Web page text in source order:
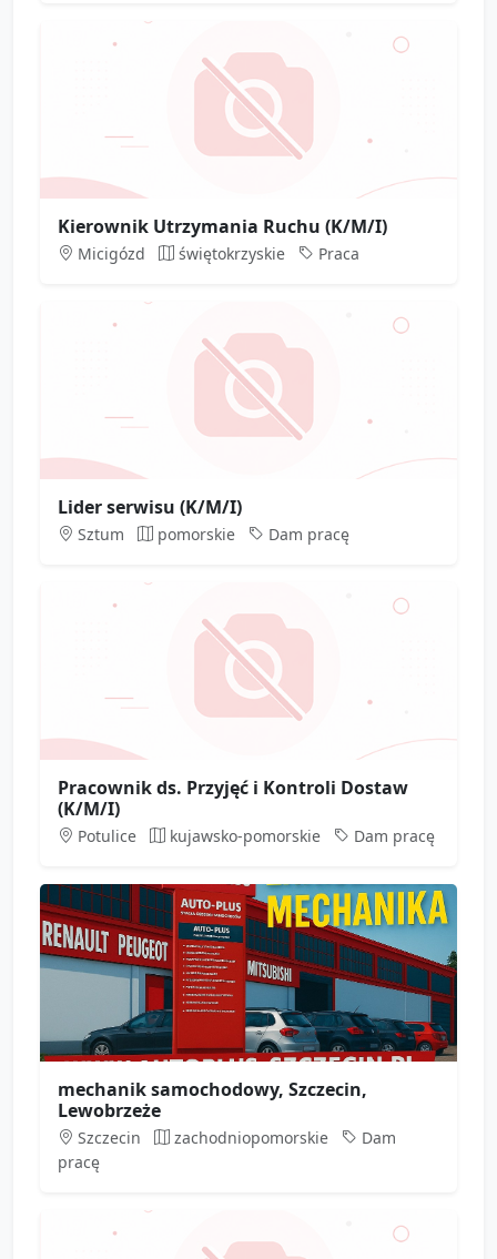
Kierownik Utrzymania Ruchu (K/M/I)
Micigózd świętokrzyskie Praca
Lider serwisu (K/M/I)
Sztum pomorskie Dam pracę
Pracownik ds. Przyjęć i Kontroli Dostaw
(K/M/I)
Potulice kujawsko-pomorskie Dam pracę
mechanik samochodowy, Szczecin,
Lewobrzeże
Szczecin zachodniopomorskie
Dam
pracę